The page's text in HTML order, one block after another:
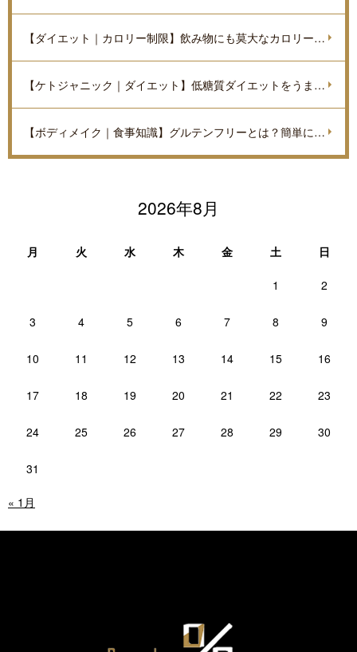
【ダイエット｜カロリー制限】飲み物にも莫大なカロリーがあるのをご存知ですか？
【ケトジャニック｜ダイエット】低糖質ダイエットをうまく進めていくポイントを解説
【ボディメイク｜食事知識】グルテンフリーとは？簡単に解説
2026年8月
月 火 水 木 金 土 日
1 2
3 4 5 6 7 8 9
10 11 12 13 14 15 16
17 18 19 20 21 22 23
24 25 26 27 28 29 30
31
« 1月